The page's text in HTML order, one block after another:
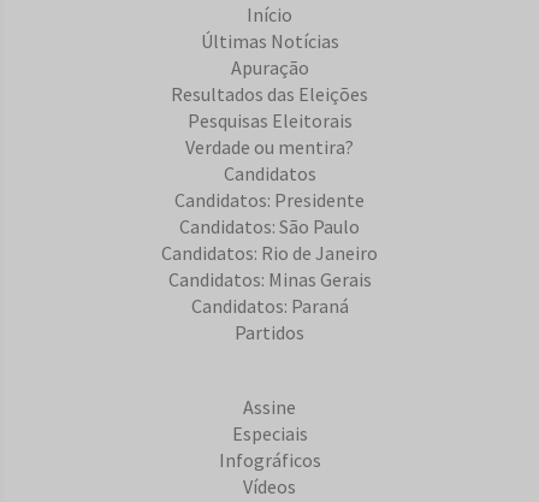
Início
Últimas Notícias
Apuração
Resultados das Eleições
Pesquisas Eleitorais
Verdade ou mentira?
Candidatos
Candidatos: Presidente
Candidatos: São Paulo
Candidatos: Rio de Janeiro
Candidatos: Minas Gerais
Candidatos: Paraná
Partidos
Assine
Especiais
Infográficos
Vídeos